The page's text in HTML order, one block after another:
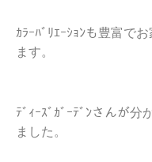
ｶﾗｰﾊﾞﾘｴｰｼｮﾝも豊富で
ます。
ﾃﾞｨｰｽﾞｶﾞｰﾃﾞﾝさんが
ました。